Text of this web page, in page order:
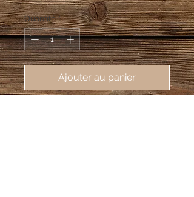
Quantité *
Ajouter au panier